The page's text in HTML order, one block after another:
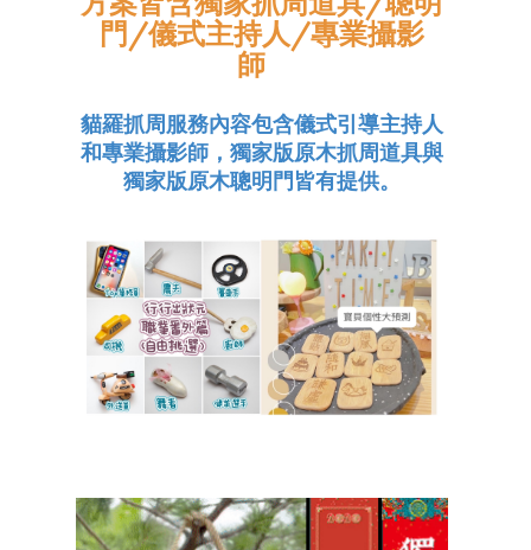
門/儀式主持人/專業攝影
師
貓羅抓周服務內容包含儀式引導主持人
和專業攝影師，獨家版原木抓周道具與
獨家版原木聰明門皆有提供。